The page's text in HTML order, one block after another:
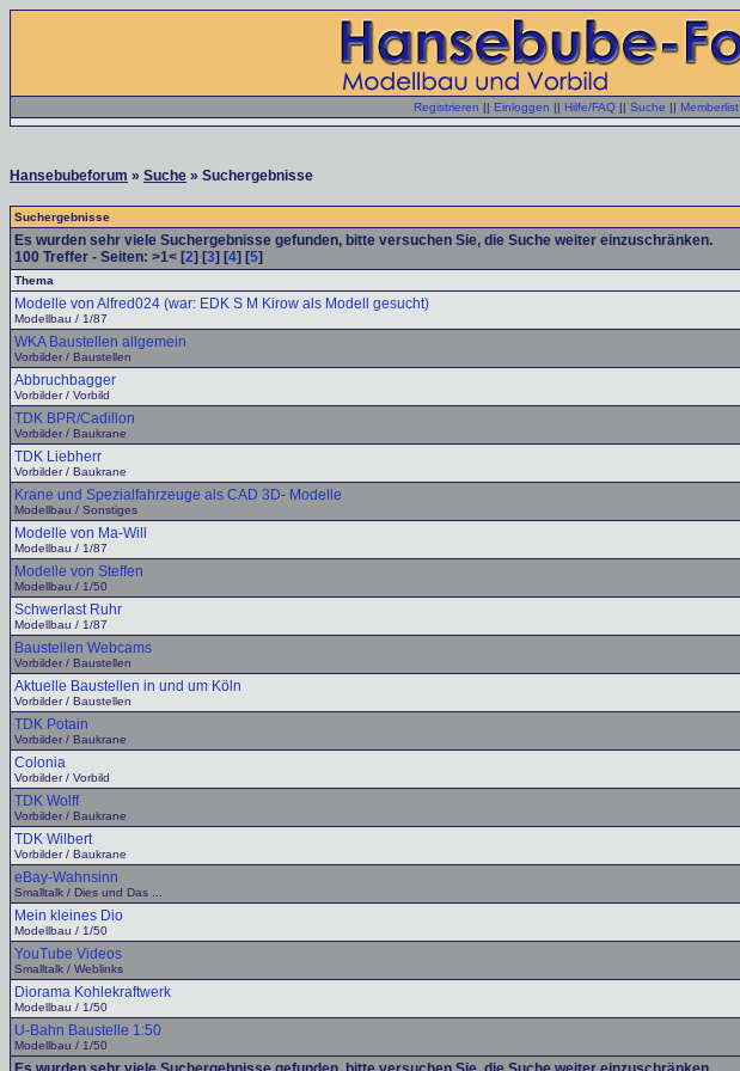
Registrieren || Einloggen || Hilfe/FAQ || Suche || Memberlist
Hansebubeforum » Suche » Suchergebnisse
Suchergebnisse
Es wurden sehr viele Suchergebnisse gefunden, bitte versuchen Sie, die Suche weiter einzuschränken.
100 Treffer - Seiten: >1< [2] [3] [4] [5]
Thema
Modelle von Alfred024 (war: EDK S M Kirow als Modell gesucht)
Modellbau / 1/87
WKA Baustellen allgemein
Vorbilder / Baustellen
Abbruchbagger
Vorbilder / Vorbild
TDK BPR/Cadillon
Vorbilder / Baukrane
TDK Liebherr
Vorbilder / Baukrane
Krane und Spezialfahrzeuge als CAD 3D- Modelle
Modellbau / Sonstiges
Modelle von Ma-Will
Modellbau / 1/87
Modelle von Steffen
Modellbau / 1/50
Schwerlast Ruhr
Modellbau / 1/87
Baustellen Webcams
Vorbilder / Baustellen
Aktuelle Baustellen in und um Köln
Vorbilder / Baustellen
TDK Potain
Vorbilder / Baukrane
Colonia
Vorbilder / Vorbild
TDK Wolff
Vorbilder / Baukrane
TDK Wilbert
Vorbilder / Baukrane
eBay-Wahnsinn
Smalltalk / Dies und Das ...
Mein kleines Dio
Modellbau / 1/50
YouTube Videos
Smalltalk / Weblinks
Diorama Kohlekraftwerk
Modellbau / 1/50
U-Bahn Baustelle 1:50
Modellbau / 1/50